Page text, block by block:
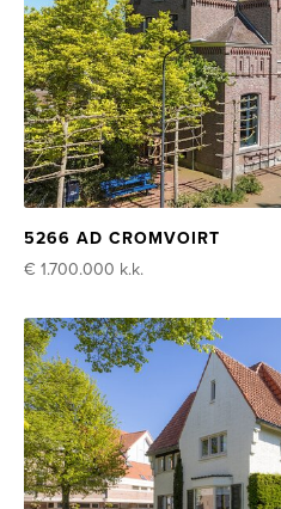
5266 AD CROMVOIRT
€ 1.700.000 k.k.